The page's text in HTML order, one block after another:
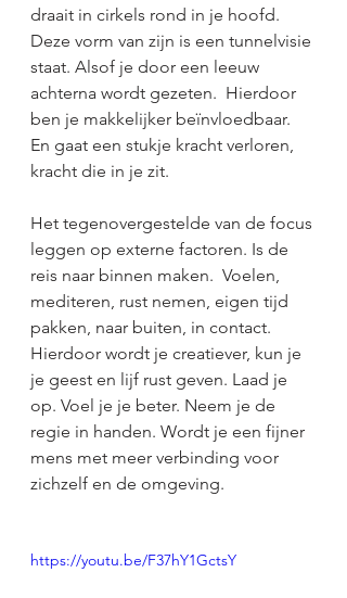
draait in cirkels rond in je hoofd.
Deze vorm van zijn is een tunnelvisie
staat. Alsof je door een leeuw
achterna wordt gezeten.  Hierdoor
ben je makkelijker beïnvloedbaar.
En gaat een stukje kracht verloren,
kracht die in je zit.
Het tegenovergestelde van de focus
leggen op externe factoren. Is de
reis naar binnen maken.  Voelen,
mediteren, rust nemen, eigen tijd
pakken, naar buiten, in contact.
Hierdoor wordt je creatiever, kun je
je geest en lijf rust geven. Laad je
op. Voel je je beter. Neem je de
regie in handen. Wordt je een fijner
mens met meer verbinding voor
zichzelf en de omgeving.
https://youtu.be/F37hY1GctsY